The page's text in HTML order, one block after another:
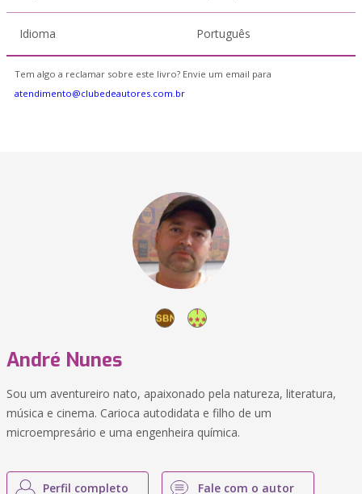
Idioma Português
Tem algo a reclamar sobre este livro? Envie um email para
atendimento@clubedeautores.com.br
André Nunes
Sou um aventureiro nato, apaixonado pela natureza, literatura,
música e cinema. Carioca autodidata e filho de um
microempresário e uma engenheira química.
Perfil completo Fale com o autor